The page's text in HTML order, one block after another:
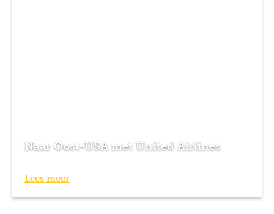
Naar Oost-USA met United Airlines
Lees meer